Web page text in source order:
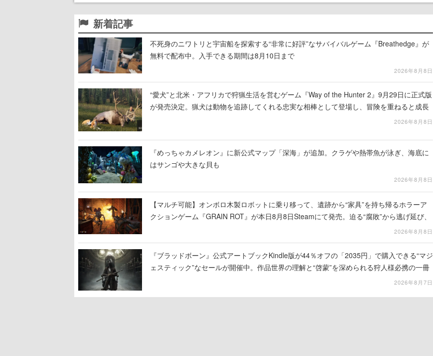
新着記事
不死身のニワトリと宇宙船を探索する“非常に好評”なサバイバルゲーム『Breathedge』が
無料で配布中。入手できる期間は8月10日まで
2026年8月8日
“愛犬”と北米・アフリカで狩猟生活を営むゲーム『Way of the Hunter 2』9月29日に正式版
が発売決定。猟犬は動物を追跡してくれる忠実な相棒として登場し、冒険を重ねると成長
2026年8月8日
『めっちゃカメレオン』に新公式マップ「深海」が追加。クラゲや熱帯魚が泳ぎ、海底に
はサンゴや大きな貝も
2026年8月8日
【マルチ可能】オンボロ木製ロボットに乗り移って、遺跡から“家具”を持ち帰るホラーア
クションゲーム『GRAIN ROT』が本日8月8日Steamにて発売。迫る“腐敗”から逃げ延び、
2026年8月8日
『ブラッドボーン』公式アートブックKindle版が44％オフの「2035円」で購入できる“マジ
ェスティック”なセールが開催中。作品世界の理解と“啓蒙”を深められる狩人様必携の一冊
2026年8月7日